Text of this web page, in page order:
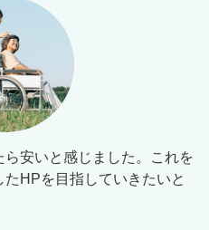
安いと感じました。これを
HPを目指していきたいと